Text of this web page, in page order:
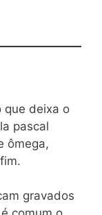
que deixa o
pascal
ômega,
gravados